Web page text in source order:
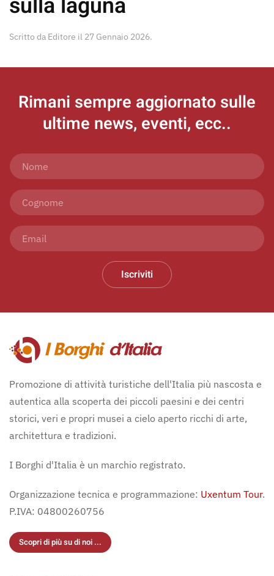
Scritto da Editore il 27 Gennaio 2026.
Rimani sempre aggiornato sulle
ultime news, eventi, ecc..
Iscriviti
Promozione di attività turistiche dell'Italia più nascosta e
autentica alla scoperta dei piccoli paesini e dei centri
storici, veri e propri musei a cielo aperto ricchi di arte,
architettura e tradizioni.
I Borghi d'Italia è un marchio registrato.
Organizzazione tecnica e programmazione: Uxentum Tour.
P.IVA: 04800260756
Scopri di più su di noi ...